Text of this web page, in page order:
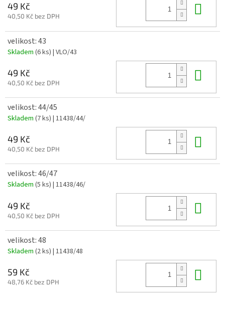
49 Kč
40,50 Kč bez DPH
velikost: 43
Skladem (6 ks) | VLO/43
49 Kč
40,50 Kč bez DPH
velikost: 44/45
Skladem (7 ks) | 11438/44/
49 Kč
40,50 Kč bez DPH
velikost: 46/47
Skladem (5 ks) | 11438/46/
49 Kč
40,50 Kč bez DPH
velikost: 48
Skladem (2 ks) | 11438/48
59 Kč
48,76 Kč bez DPH